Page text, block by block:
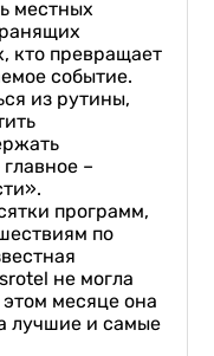
местных
кто превращает
событие.
из рутины,
–
программ,
по
не могла
этом месяце она
лучшие и самые